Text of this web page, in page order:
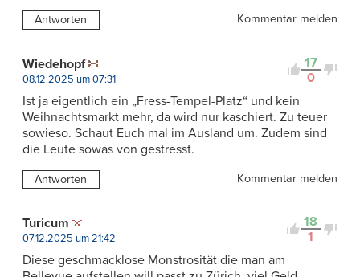
Antworten Kommentar melden
17
0
Wiedehopf
08.12.2025 um 07:31
Ist ja eigentlich ein „Fress-Tempel-Platz“ und kein
Weihnachtsmarkt mehr, da wird nur kaschiert. Zu teuer
sowieso. Schaut Euch mal im Ausland um. Zudem sind
die Leute sowas von gestresst.
Antworten Kommentar melden
18
1
Turicum
07.12.2025 um 21:42
Diese geschmacklose Monstrosität die man am